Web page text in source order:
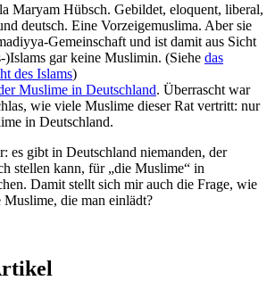
Maryam Hübsch. Gebildet, eloquent, liberal,
deutsch. Eine Vorzeigemuslima. Aber sie
Gemeinschaft und ist damit aus Sicht
)Islams gar keine Muslimin. (Siehe das
des Islams)
Muslime in Deutschland. Überrascht war
wie viele Muslime dieser Rat vertritt: nur
in Deutschland.
es gibt in Deutschland niemanden, der
stellen kann, für „die Muslime“ in
Damit stellt sich mir auch die Frage, wie
Muslime, die man einlädt?